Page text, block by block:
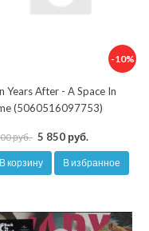
-10%
Years After - A Space In
(5060516097753)
руб. 5 850 руб.
В корзину В избранное